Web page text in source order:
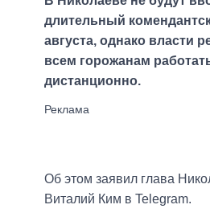
длительный
августа, однако власти
всем горожанам
дистанционно.
Об этом заявил глава
Виталий Ким в Telegram.